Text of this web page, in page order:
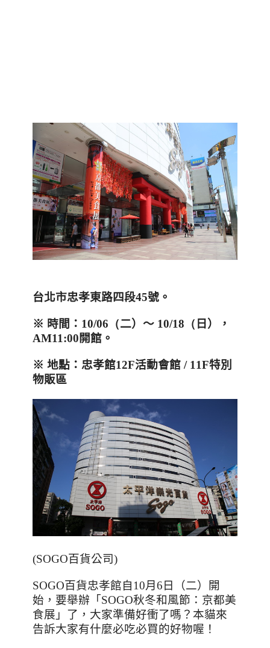
台北市忠孝東路四段45號。
※ 時間： 10/06（二）～ 10/18（ 日），
AM11:00開館。
※ 地點：忠孝館12F活動會館 / 11F特別
物販區
(SOGO百貨公司)
SOGO百貨忠孝館自10月 6日（二）開
始，要舉辦「SOGO秋冬和風節：京都美
食展」了，大家準備好衝了嗎？本貓來
告訴大家有什麼必吃必買的好物喔！